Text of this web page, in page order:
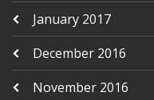
January 2017
December 2016
November 2016